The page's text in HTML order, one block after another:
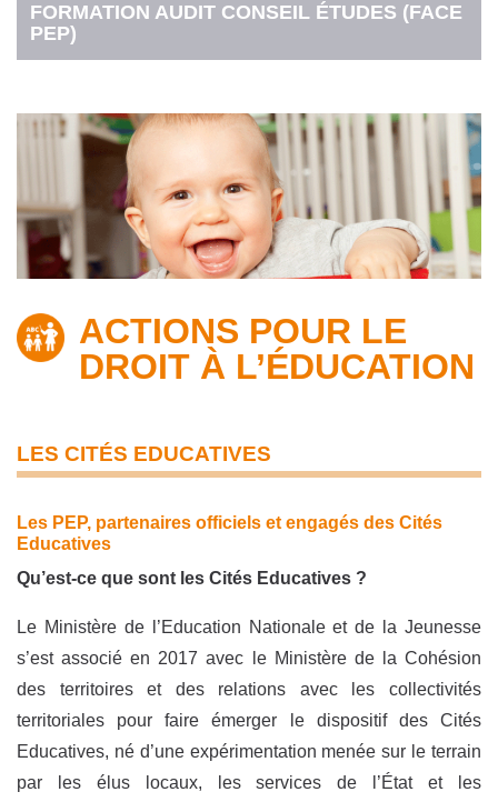
FORMATION AUDIT CONSEIL ÉTUDES (FACE
PEP)
ACTIONS POUR LE
DROIT À L’ÉDUCATION
LES CITÉS EDUCATIVES
Les PEP, partenaires officiels et engagés des Cités
Educatives
Qu’est-ce que sont les Cités Educatives ?
Le Ministère de l’Education Nationale et de la Jeunesse
s’est associé en 2017 avec le Ministère de la Cohésion
des territoires et des relations avec les collectivités
territoriales pour faire émerger le dispositif des Cités
Educatives, né d’une expérimentation menée sur le terrain
par les élus locaux, les services de l’État et les